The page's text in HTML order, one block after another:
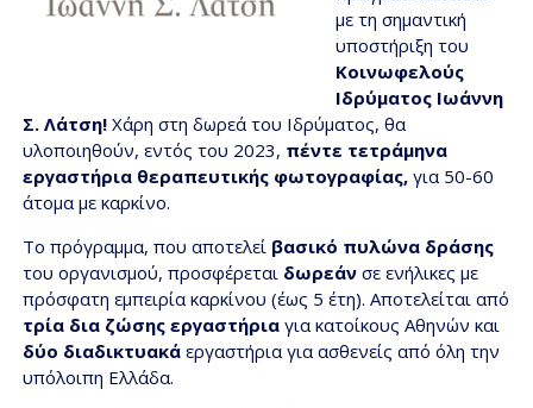
με τη σημαντική
υποστήριξη του
Κοινωφελούς
Ιδρύματος Ιωάννη
Σ. Λάτση!Χάρη στη δωρεά του Ιδρύματος, θα
υλοποιηθούν, εντός του 2023, πέντε τετράμηνα
εργαστήρια θεραπευτικής φωτογραφίας, για 50-60
άτομα με καρκίνο.
Το πρόγραμμα, που αποτελεί βασικό πυλώνα δράσης
του οργανισμού, προσφέρεται δωρεάν σε ενήλικες με
πρόσφατη εμπειρία καρκίνου (έως 5 έτη). Αποτελείται από
τρία δια ζώσης εργαστήριαγια κατοίκους Αθηνών και
δύο διαδικτυακάεργαστήρια για ασθενείς από όλη την
υπόλοιπη Ελλάδα.